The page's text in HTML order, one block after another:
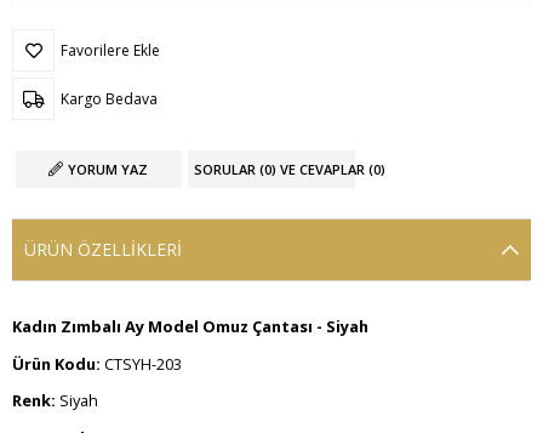
Favorilere Ekle
Kargo Bedava
YORUM YAZ SORULAR (0) VE CEVAPLAR (0)
ÜRÜN ÖZELLIKLERI
Kadın Zımbalı Ay Model Omuz Çantası - Siyah
Ürün Kodu: CTSYH-203
Renk: Siyah